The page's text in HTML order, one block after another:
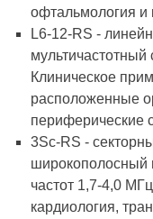
офтальмология и
L6-12-RS -
Клиническое
расположенные
периферические
3Sc-RS -
широкополосный
частот 1,7-4,0
кардиология,